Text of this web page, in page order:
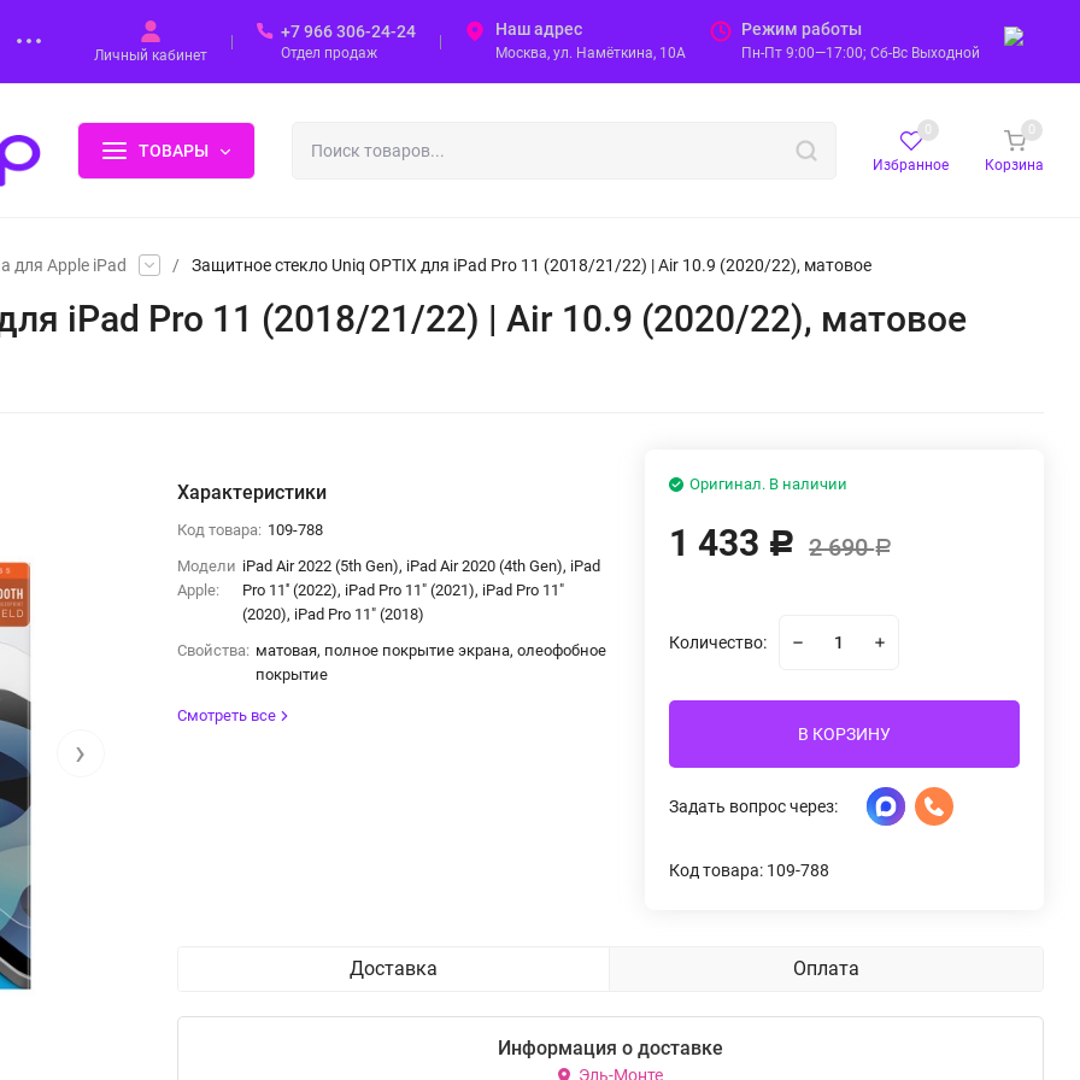
Личный кабинет
+7 966 306-24-24
Отдел продаж
Наш адрес
Москва, ул. Намёткина, 10А
Режим работы
Пн-Пт 9:00—17:00; Сб-Вс Выходной
ТОВАРЫ
Избранное
0
Корзина
0
для Apple iPad / Защитное стекло Uniq OPTIX для iPad Pro 11 (2018/21/22) | Air 10.9 (2020/22), матовое
iPad Pro 11 (2018/21/22) | Air 10.9 (2020/22), матовое
›
Характеристики
Код товара: 109-788
Модели
Apple:
iPad Air 2022 (5th Gen), iPad Air 2020 (4th Gen), iPad
Pro 11'' (2022), iPad Pro 11" (2021), iPad Pro 11"
(2020), iPad Pro 11" (2018)
Свойства: матовая, полное покрытие экрана, олеофобное
покрытие
Смотреть все
Оригинал. В наличии
1 433 Р 2 690Р
Количество:
В КОРЗИНУ
Задать вопрос через:
Код товара: 109-788
Доставка Оплата
Информация о доставке
Эль-Монте